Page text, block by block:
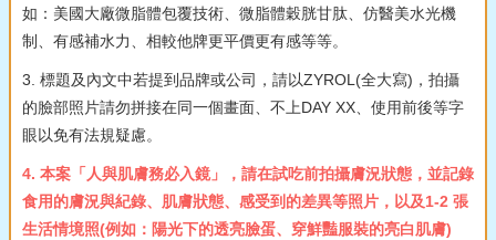
如：美國大廠微脂體包覆技術、微脂體穀胱甘肽、仿醫美水光機
制、有感補水力、相較他牌更平價更有感等等。
3. 標題及內文中若提到品牌或公司，請以ZYROL(全大寫)，拍攝
的臉部照片請勿拼接在同一個畫面、不上DAY XX、使用前後等字
眼以免有法規疑慮。
4. 本案「人與肌膚務必入鏡」，請在試吃前拍攝膚況狀態，並記錄
食用的膚況與紀錄、肌膚狀態、感受到的差異等照片，以及1-2 張
生活情境照(例如：陽光下的透亮臉蛋、穿鮮豔服裝的亮白肌膚)